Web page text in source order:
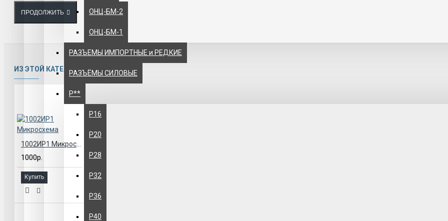
ОНЦ-БМ-2
ОНЦ-БМ-1
РАЗЪЕМЫ ИМПОРТНЫЕ и РЕДКИЕ
РАЗЪЁМЫ СИЛОВЫЕ
Р**
Р16
Р20
Р28
Р32
Р36
Р40
ПРОДОЛЖИТЬ
ИЗ ЭТОЙ КАТЕГОРИИ
1000р.
Купить